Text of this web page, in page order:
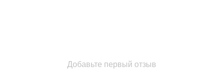
Добавьте первый отзыв